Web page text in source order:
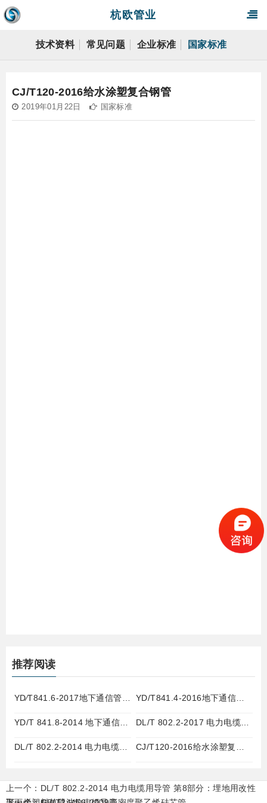
杭欧管业
技术资料 常见问题 企业标准 国家标准
CJ/T120-2016给水涂塑复合钢管
2019年01月22日 国家标准
推荐阅读
上一个： DL/T 802.2-2014 电力电缆用导管 第8部分：埋地用改性